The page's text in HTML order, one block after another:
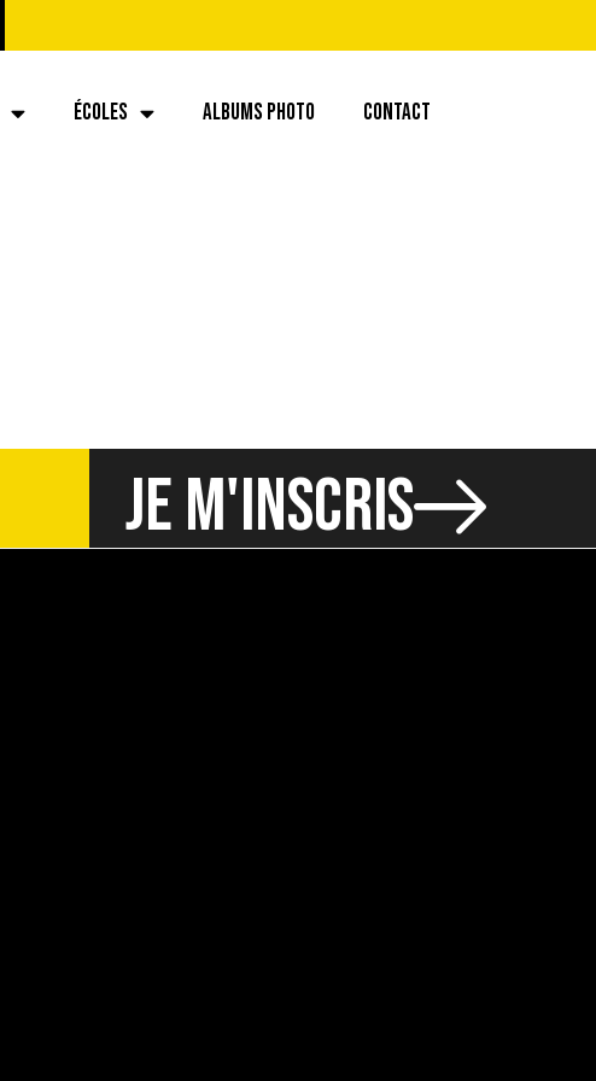
ÉCOLES ALBUMS PHOTO CONTACT
JE M'INSCRIS